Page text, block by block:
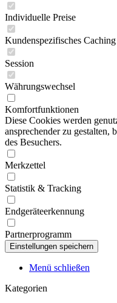
Individuelle Preise
Kundenspezifisches Caching
Session
Währungswechsel
Komfortfunktionen
Diese Cookies werden
ansprechender zu gestalten,
des Besuchers.
Merkzettel
Statistik & Tracking
Endgeräteerkennung
Partnerprogramm
Menü schließen
Kategorien